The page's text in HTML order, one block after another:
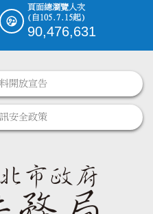
頁面總瀏覽人次
(自105.7.15起)
90,476,631
開放宣告
安全政策